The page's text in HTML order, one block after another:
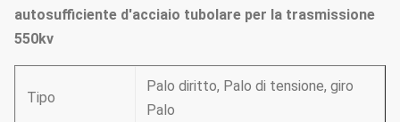
autosufficiente d'acciaio tubolare per la trasmissione
550kv
Tipo
Palo diritto, Palo di tensione, giro
Palo